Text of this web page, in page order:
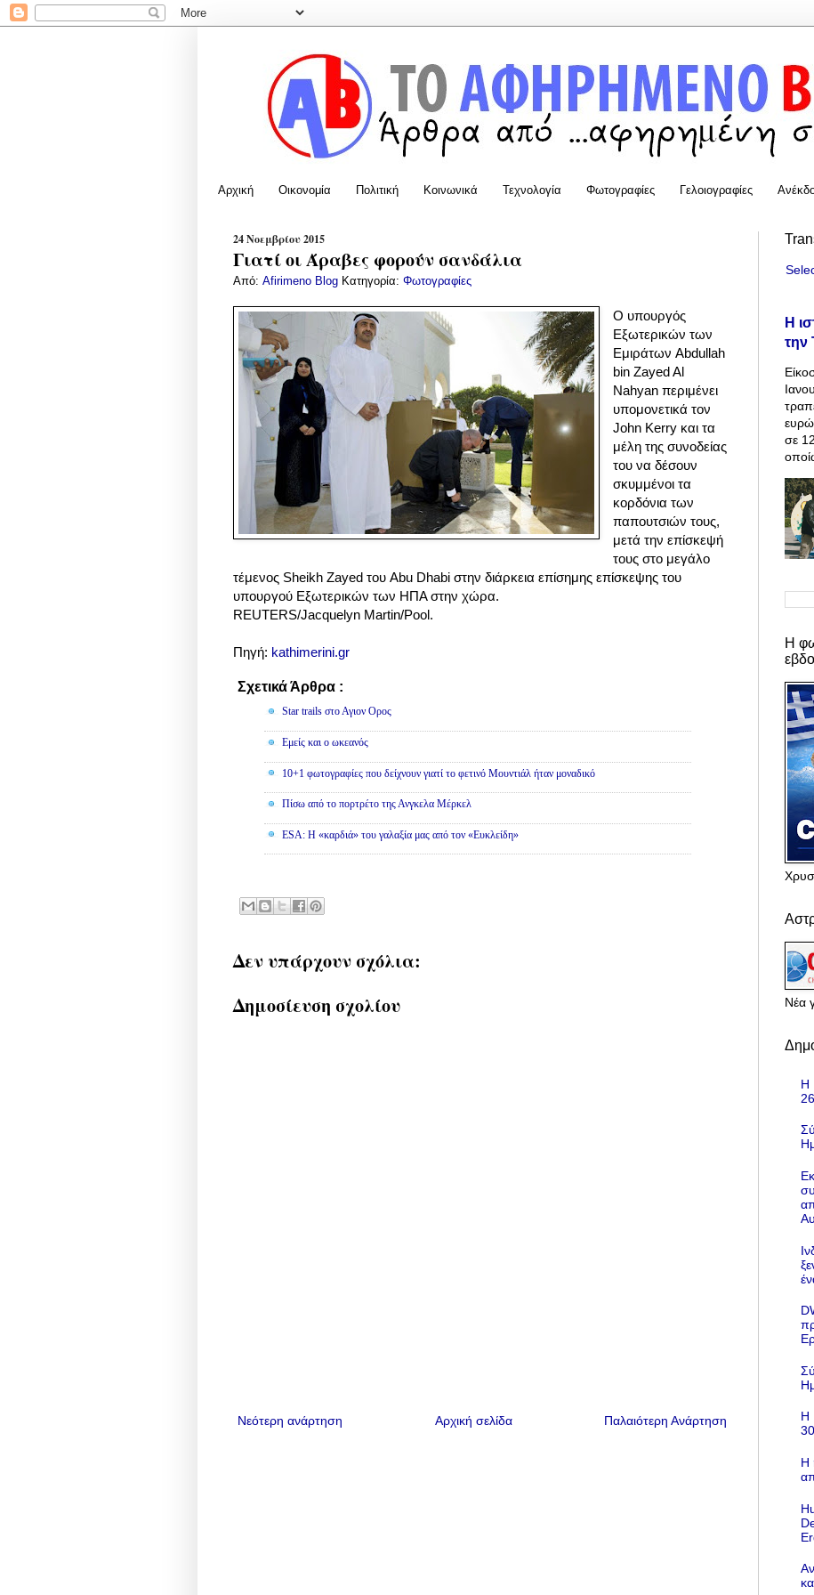
Αρχική Οικονομία Πολιτική Κοινωνικά Τεχνολογία Φωτογραφίες Γελοιογραφίες
24 Νοεμβρίου 2015
Γιατί οι Άραβες φορούν σανδάλια
Από: Afirimeno Blog Κατηγορία: Φωτογραφίες
Ο υπουργός
Εξωτερικών των
Εμιράτων Abdullah
bin Zayed Al
Nahyan περιμένει
υπομονετικά τον
John Kerry και τα
μέλη της συνοδείας
του να δέσουν
σκυμμένοι τα
κορδόνια των
παπουτσιών τους,
μετά την επίσκεψή
τους στο μεγάλο
τέμενος Sheikh Zayed του Abu Dhabi στην διάρκεια επίσημης επίσκεψης του
υπουργού Εξωτερικών των ΗΠΑ στην χώρα.
REUTERS/Jacquelyn Martin/Pool.
Πηγή: kathimerini.gr
Σχετικά Άρθρα :
Star trails στο Αγιον Ορος
Εμείς και ο ωκεανός
10+1 φωτογραφίες που δείχνουν γιατί το φετινό Μουντιάλ ήταν μοναδικό
Πίσω από το πορτρέτο της Ανγκελα Μέρκελ
ESA: Η «καρδιά» του γαλαξία μας από τον «Ευκλείδη»
Δεν υπάρχουν σχόλια:
Δημοσίευση σχολίου
Νεότερη ανάρτηση Παλαιότερη Ανάρτηση
Αρχική σελίδα
Η
την
ευρώ
σε
Η
Νέα
Η
Η
Η